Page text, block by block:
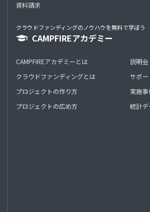
資料請求
クラウドファンディングのノウハウを無料で学ぼう
CAMPFIREアカデミー
CAMPFIREアカデミーとは
クラウドファンディングとは
プロジェクトの作り方
プロジェクトの広め方
説明
サポー
実施事
統計デ